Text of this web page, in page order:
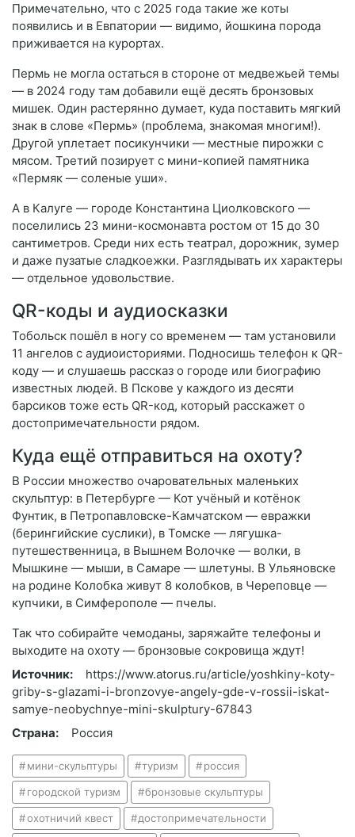
Примечательно, что с 2025 года такие же коты
появились и в Евпатории — видимо, йошкина порода
приживается на курортах.
Пермь не могла остаться в стороне от медвежьей темы
— в 2024 году там добавили ещё десять бронзовых
мишек. Один растерянно думает, куда поставить мягкий
знак в слове «Пермь» (проблема, знакомая многим!).
Другой уплетает посикунчики — местные пирожки с
мясом. Третий позирует с мини-копией памятника
«Пермяк — соленые уши».
А в Калуге — городе Константина Циолковского —
поселились 23 мини-космонавта ростом от 15 до 30
сантиметров. Среди них есть театрал, дорожник, зумер
и даже пузатые сладкоежки. Разглядывать их характеры
— отдельное удовольствие.
QR-коды и аудиосказки
Тобольск пошёл в ногу со временем — там установили
11 ангелов с аудиоисториями. Подносишь телефон к QR-
коду — и слушаешь рассказ о городе или биографию
известных людей. В Пскове у каждого из десяти
барсиков тоже есть QR-код, который расскажет о
достопримечательности рядом.
Куда ещё отправиться на охоту?
В России множество очаровательных маленьких
скульптур: в Петербурге — Кот учёный и котёнок
Фунтик, в Петропавловске-Камчатском — евражки
(берингийские суслики), в Томске — лягушка-
путешественница, в Вышнем Волочке — волки, в
Мышкине — мыши, в Самаре — шлетуны. В Ульяновске
на родине Колобка живут 8 колобков, в Череповце —
купчики, в Симферополе — пчелы.
Так что собирайте чемоданы, заряжайте телефоны и
выходите на охоту — бронзовые сокровища ждут!
Источник:
https://www.atorus.ru/article/yoshkiny-koty-
griby-s-glazami-i-bronzovye-angely-gde-v-rossii-iskat-
samye-neobychnye-mini-skulptury-67843
Страна:
Россия
мини-скульптуры туризм россия
городской туризм бронзовые скульптуры
охотничий квест достопримечательности